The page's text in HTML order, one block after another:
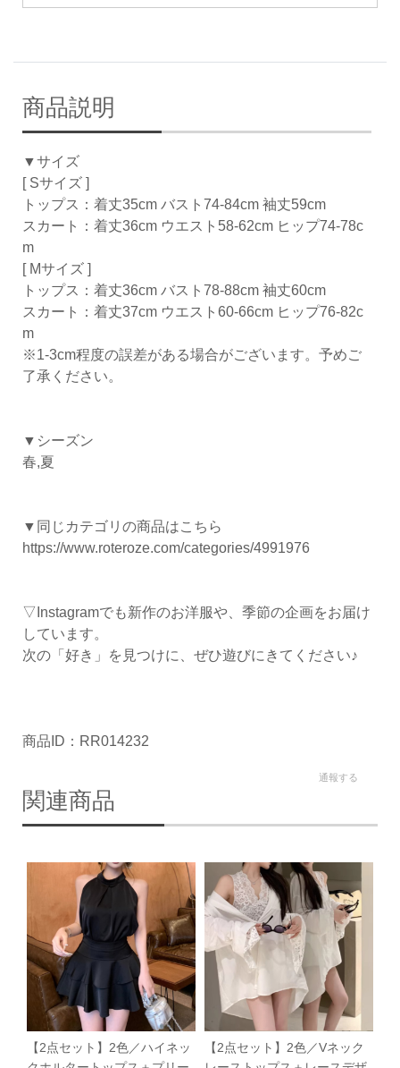
商品説明
▼サイズ
[ Sサイズ ]
トップス：着丈35cm バスト74-84cm 袖丈59cm
スカート：着丈36cm ウエスト58-62cm ヒップ74-78c
m
[ Mサイズ ]
トップス：着丈36cm バスト78-88cm 袖丈60cm
スカート：着丈37cm ウエスト60-66cm ヒップ76-82c
m
※1-3cm程度の誤差がある場合がございます。予めご
了承ください。
▼シーズン
春,夏
▼同じカテゴリの商品はこちら
https://www.roteroze.com/categories/4991976
▽Instagramでも新作のお洋服や、季節の企画をお届け
しています。
次の「好き」を見つけに、ぜひ遊びにきてください♪
商品ID：RR014232
通報する
関連商品
【2点セット】2色／ハイネッ
【2点セット】2色／Vネック